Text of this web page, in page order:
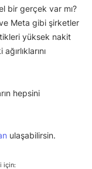
bir gerçek var mı?
Meta gibi şirketler
yüksek nakit
hepsini
ulaşabilirsin.
için: